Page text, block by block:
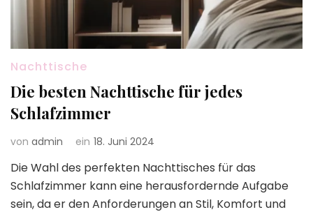
Nachttische
Die besten Nachttische für jedes
Schlafzimmer
von admin ein 18. Juni 2024
Die Wahl des perfekten Nachttisches für das
Schlafzimmer kann eine herausfordernde Aufgabe
sein, da er den Anforderungen an Stil, Komfort und